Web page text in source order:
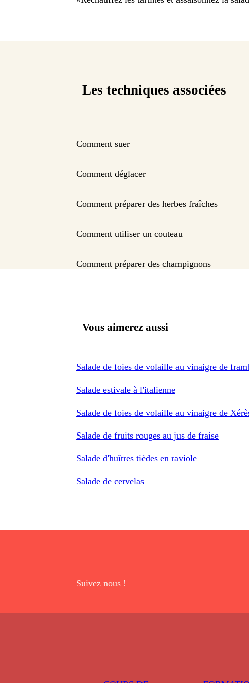
Les techniques associées
Comment suer
Comment déglacer
Comment préparer des herbes fraîches
Comment utiliser un couteau
Comment préparer des champignons
Vous aimerez aussi
Salade de foies de volaille au vinaigre de
Salade estivale à l'italienne
Salade de foies de volaille au vinaigre de
Salade de fruits rouges au jus de fraise
Salade d'huîtres tièdes en raviole
Salade de cervelas
Suivez nous !